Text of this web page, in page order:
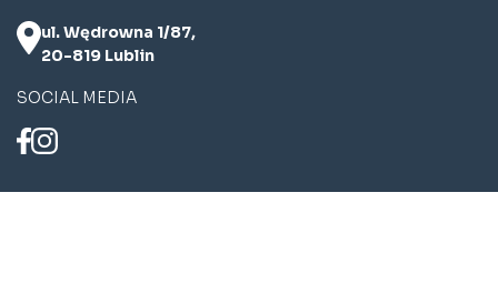
ul. Wędrowna 1/87,
20-819 Lublin
SOCIAL MEDIA